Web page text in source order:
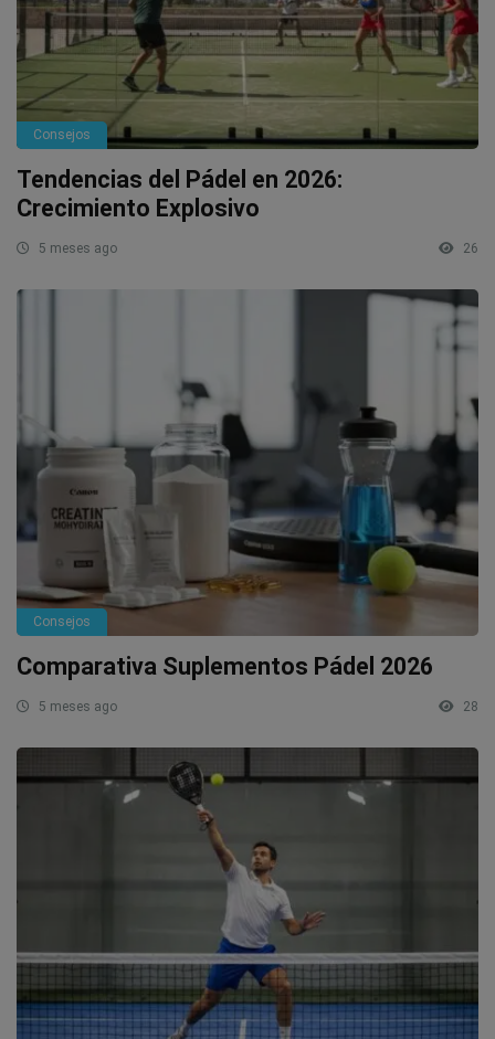
Consejos
Tendencias del Pádel en 2026:
Crecimiento Explosivo
5 meses ago 26
Consejos
Comparativa Suplementos Pádel 2026
5 meses ago 28